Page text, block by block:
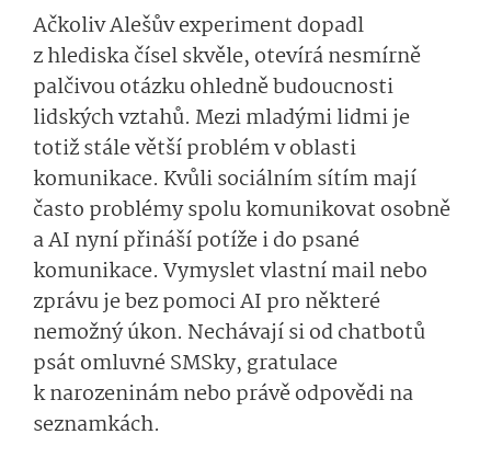
Ačkoliv Alešův experiment dopadl
z hlediska čísel skvěle, otevírá nesmírně
palčivou otázku ohledně budoucnosti
lidských vztahů. Mezi mladými lidmi je
totiž stále větší problém v oblasti
komunikace. Kvůli sociálním sítím mají
často problémy spolu komunikovat osobně
a AI nyní přináší potíže i do psané
komunikace. Vymyslet vlastní mail nebo
zprávu je bez pomoci AI pro některé
nemožný úkon. Nechávají si od chatbotů
psát omluvné SMSky, gratulace
k narozeninám nebo právě odpovědi na
seznamkách.